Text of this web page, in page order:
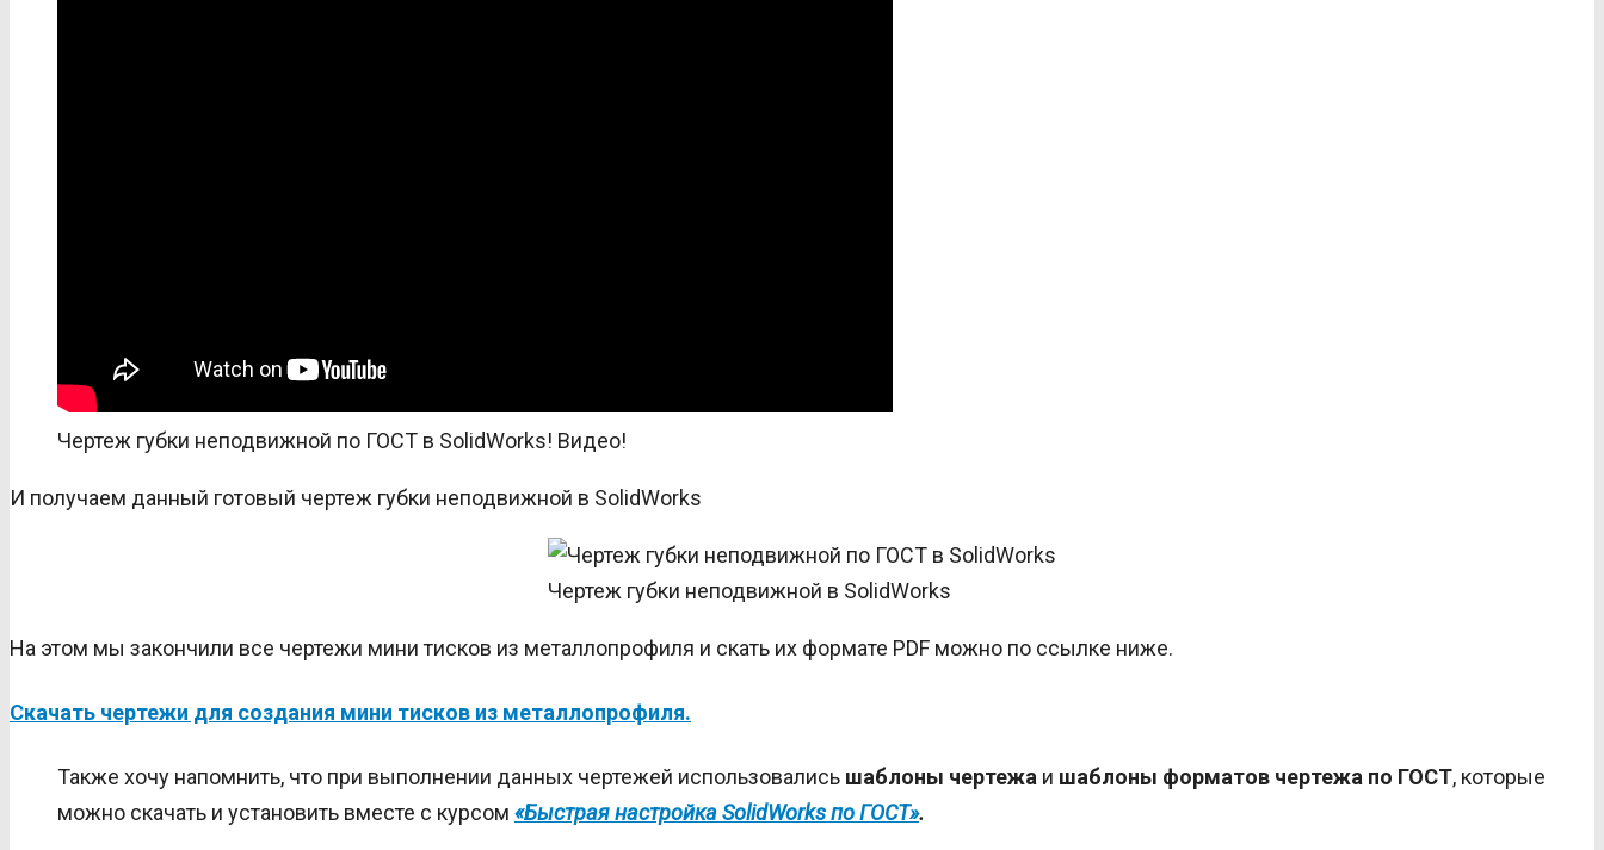
Чертеж губки неподвижной по ГОСТ в SolidWorks! Видео!
И получаем данный готовый чертеж губки неподвижной в SolidWorks
Чертеж губки неподвижной в SolidWorks
На этом мы закончили все чертежи мини тисков из металлопрофиля и скать их формате PDF можно по ссылке ниже.
Скачать чертежи для создания мини тисков из металлопрофиля.
Также хочу напомнить, что при выполнении данных чертежей использовались шаблоны чертежа и шаблоны форматов чертежа по ГОСТ, которые
можно скачать и установить вместе с курсом «Быстрая настройка SolidWorks по ГОСТ».